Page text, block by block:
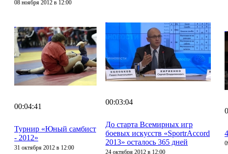
08 ноября 2012 в 12:00
00:04:41
Турнир «Юный самбист
- 2012»
31 октября 2012 в 12:00
00:03:04
До старта Всемирных игр
боевых искусств «SportrAccord
2013» осталось 365 дней
24 октября 2012 в 12:00